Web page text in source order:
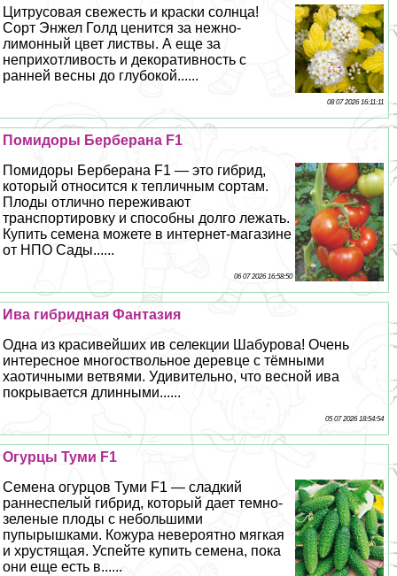
Цитрусовая свежесть и краски солнца!
Сорт Энжел Голд ценится за нежно-
лимонный цвет листвы. А еще за
неприхотливость и декоративность с
ранней весны до глубокой......
08 07 2026 16:11:11
Помидоры Берберана F1
Помидоры Берберана F1 — это гибрид,
который относится к тепличным сортам.
Плоды отлично переживают
трaнcпортировку и способны долго лежать.
Купить семена можете в интернет-магазине
от НПО Сады......
06 07 2026 16:58:50
Ива гибридная Фантазия
Одна из красивейших ив селекции Шабурова! Очень
интересное многоствольное деревце с тёмными
хаотичными ветвями. Удивительно, что весной ива
покрывается длинными......
05 07 2026 18:54:54
Огурцы Туми F1
Семена огурцов Туми F1 — сладкий
раннеспелый гибрид, который дает темно-
зеленые плоды с небольшими
пупырышками. Кожура невероятно мягкая
и хрустящая. Успейте купить семена, пока
они еще есть в......